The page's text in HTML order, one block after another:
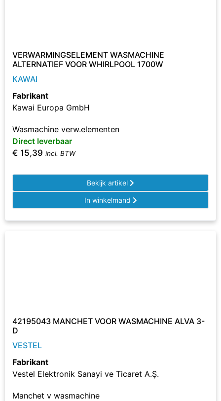
VERWARMINGSELEMENT WASMACHINE
ALTERNATIEF VOOR WHIRLPOOL 1700W
KAWAI
Fabrikant
Kawai Europa GmbH
Wasmachine verw.elementen
Direct leverbaar
€ 15,39 incl. BTW
Bekijk artikel
In winkelmand
42195043 MANCHET VOOR WASMACHINE ALVA 3-
D
VESTEL
Fabrikant
Vestel Elektronik Sanayi ve Ticaret A.Ş.
Manchet v wasmachine